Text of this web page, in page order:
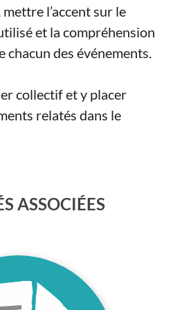
l’accent sur le
et la compréhension
chacun des événements.
collectif et y placer
relatés dans le
ASSOCIÉES